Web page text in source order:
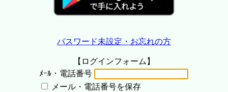
パスワード未設定・お忘れの方
【ログインフォーム】
ﾒｰﾙ・電話番号
メール・電話番号を保存